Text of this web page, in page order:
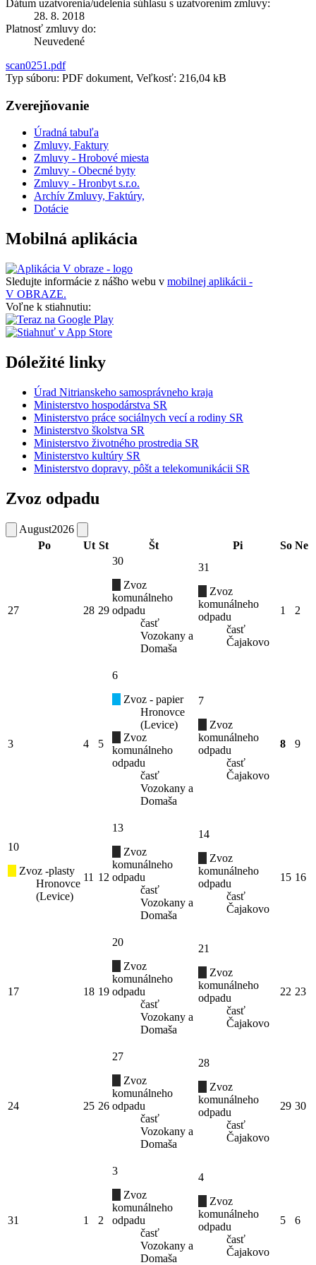
Dátum uzatvorenia/udelenia súhlasu s uzatvorením zmluvy:
28. 8. 2018
Platnosť zmluvy do:
Neuvedené
scan0251.pdf
Typ súboru: PDF dokument, Veľkosť: 216,04 kB
Zverejňovanie
Úradná tabuľa
Zmluvy, Faktury
Zmluvy - Hrobové miesta
Zmluvy - Obecné byty
Zmluvy - Hronbyt s.r.o.
Archív Zmluvy, Faktúry,
Dotácie
Mobilná aplikácia
Sledujte informácie z nášho webu v mobilnej aplikácii -
V OBRAZE.
Voľne k stiahnutiu:
Dóležité linky
Úrad Nitrianskeho samosprávneho kraja
Ministerstvo hospodárstva SR
Ministerstvo práce sociálnych vecí a rodiny SR
Ministerstvo školstva SR
Ministerstvo životného prostredia SR
Ministerstvo kultúry SR
Ministerstvo dopravy, pôšt a telekomunikácii SR
Zvoz odpadu
August2026
Po
Ut St Št Pi So Ne
27 28 29
30
Zvoz
komunálneho
odpadu
časť
Vozokany a
Domaša
31
Zvoz
komunálneho
odpadu
časť
Čajakovo
1 2
3 4 5
6
Zvoz - papier
Hronovce
(Levice)
Zvoz
komunálneho
odpadu
časť
Vozokany a
Domaša
7
Zvoz
komunálneho
odpadu
časť
Čajakovo
8 9
10
Zvoz -plasty
Hronovce
(Levice)
11 12
13
Zvoz
komunálneho
odpadu
časť
Vozokany a
Domaša
14
Zvoz
komunálneho
odpadu
časť
Čajakovo
15 16
17 18 19
20
Zvoz
komunálneho
odpadu
časť
Vozokany a
Domaša
21
Zvoz
komunálneho
odpadu
časť
Čajakovo
22 23
24 25 26
27
Zvoz
komunálneho
odpadu
časť
Vozokany a
Domaša
28
Zvoz
komunálneho
odpadu
časť
Čajakovo
29 30
31 1 2
3
Zvoz
komunálneho
odpadu
časť
Vozokany a
Domaša
4
Zvoz
komunálneho
odpadu
časť
Čajakovo
5 6